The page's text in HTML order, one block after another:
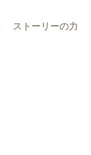
ストーリーの力